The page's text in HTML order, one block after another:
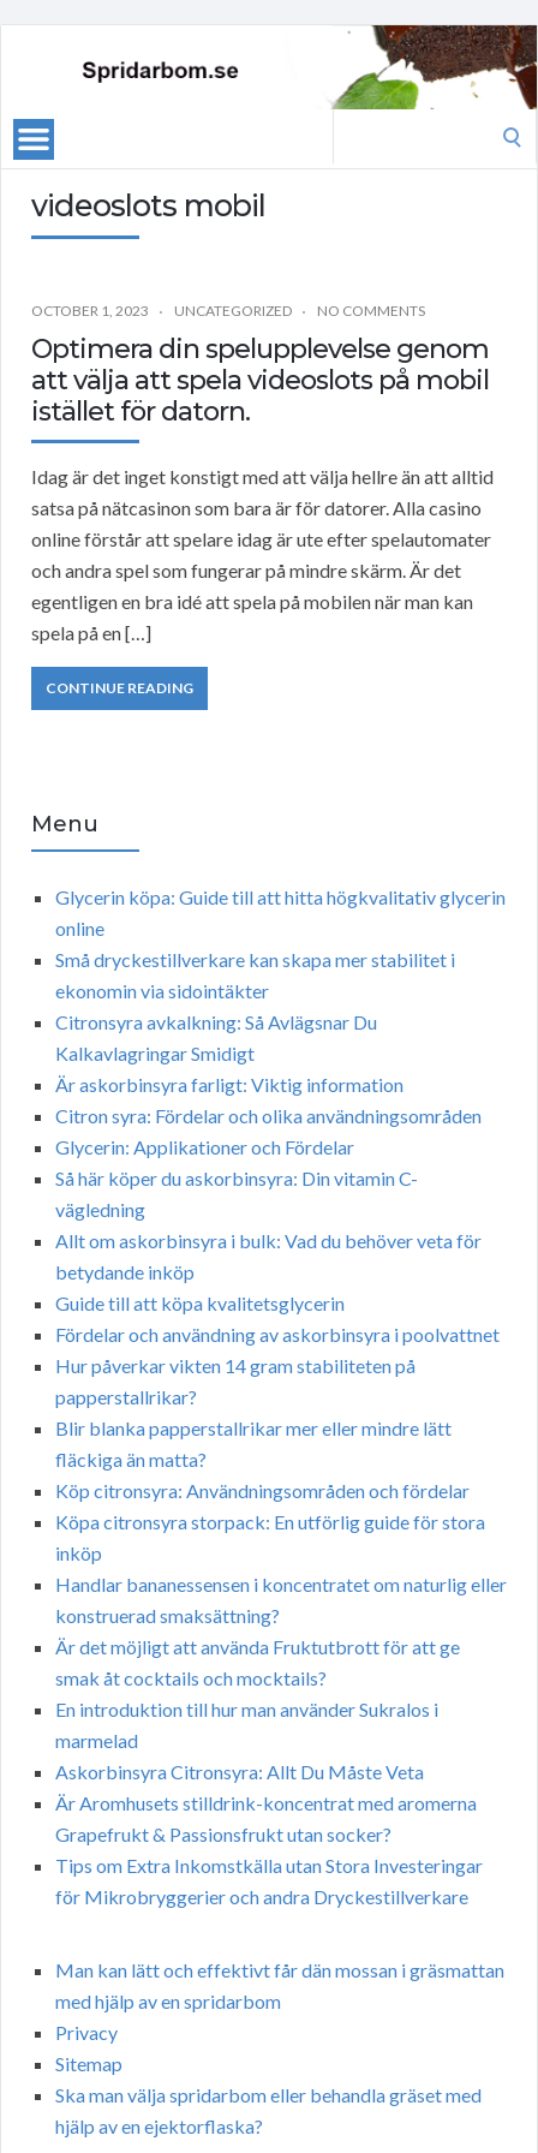
videoslots mobil
OCTOBER 1, 2023 UNCATEGORIZED NO COMMENTS
Optimera din spelupplevelse genom
att välja att spela videoslots på mobil
istället för datorn.
Idag är det inget konstigt med att välja hellre än att alltid
satsa på nätcasinon som bara är för datorer. Alla casino
online förstår att spelare idag är ute efter spelautomater
och andra spel som fungerar på mindre skärm. Är det
egentligen en bra idé att spela på mobilen när man kan
spela på en […]
CONTINUE READING
Menu
Glycerin köpa: Guide till att hitta högkvalitativ glycerin
online
Små dryckestillverkare kan skapa mer stabilitet i
ekonomin via sidointäkter
Citronsyra avkalkning: Så Avlägsnar Du
Kalkavlagringar Smidigt
Är askorbinsyra farligt: Viktig information
Citron syra: Fördelar och olika användningsområden
Glycerin: Applikationer och Fördelar
Så här köper du askorbinsyra: Din vitamin C-
vägledning
Allt om askorbinsyra i bulk: Vad du behöver veta för
betydande inköp
Guide till att köpa kvalitetsglycerin
Fördelar och användning av askorbinsyra i poolvattnet
Hur påverkar vikten 14 gram stabiliteten på
papperstallrikar?
Blir blanka papperstallrikar mer eller mindre lätt
fläckiga än matta?
Köp citronsyra: Användningsområden och fördelar
Köpa citronsyra storpack: En utförlig guide för stora
inköp
Handlar bananessensen i koncentratet om naturlig eller
konstruerad smaksättning?
Är det möjligt att använda Fruktutbrott för att ge
smak åt cocktails och mocktails?
En introduktion till hur man använder Sukralos i
marmelad
Askorbinsyra Citronsyra: Allt Du Måste Veta
Är Aromhusets stilldrink-koncentrat med aromerna
Grapefrukt & Passionsfrukt utan socker?
Tips om Extra Inkomstkälla utan Stora Investeringar
för Mikrobryggerier och andra Dryckestillverkare
Man kan lätt och effektivt får dän mossan i gräsmattan
med hjälp av en spridarbom
Privacy
Sitemap
Ska man välja spridarbom eller behandla gräset med
hjälp av en ejektorflaska?